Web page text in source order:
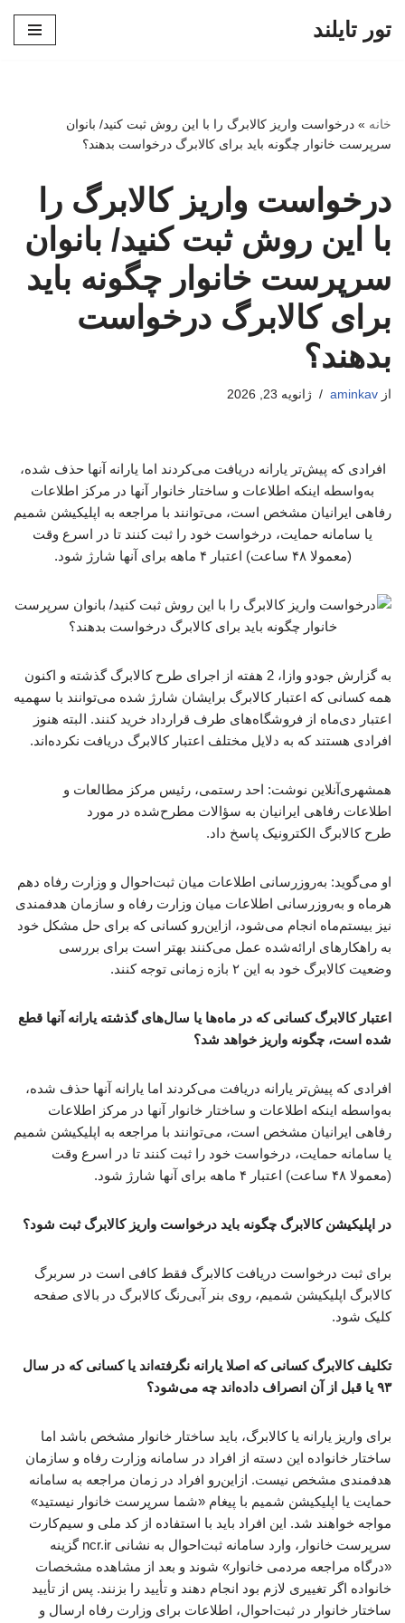
تور تایلند
خانه » درخواست واریز کالابرگ را با این روش ثبت کنید/ بانوان
سرپرست خانوار چگونه باید برای کالابرگ درخواست بدهند؟
درخواست واریز کالابرگ را
با این روش ثبت کنید/ بانوان
سرپرست خانوار چگونه باید
برای کالابرگ درخواست
بدهند؟
از aminkav ژانویه 23, 2026
افرادی که پیش‌تر یارانه دریافت می‌کردند اما یارانه آنها حذف شده،
به‌واسطه اینکه اطلاعات و ساختار خانوار آنها در مرکز اطلاعات
رفاهی ایرانیان مشخص است، می‌توانند با مراجعه به اپلیکیشن شمیم
یا سامانه حمایت، درخواست خود را ثبت کنند تا در اسرع وقت
(معمولا ۴۸ ساعت) اعتبار ۴ ماهه برای آنها شارژ شود.
به گزارش جودو وازا، 2 هفته از اجرای طرح کالابرگ گذشته و اکنون
همه کسانی که اعتبار کالابرگ برایشان شارژ شده می‌توانند با سهمیه
اعتبار دی‌ماه از فروشگاه‌های طرف قرارداد خرید کنند. البته هنوز
افرادی هستند که به دلایل مختلف اعتبار کالابرگ دریافت نکرده‌اند.
همشهری‌آنلاین نوشت: احد رستمی، رئیس مرکز مطالعات و
اطلاعات رفاهی ایرانیان به سؤالات مطرح‌شده در مورد
طرح کالابرگ الکترونیک پاسخ داد.
او می‌گوید: به‌روزرسانی اطلاعات میان ثبت‌احوال و وزارت رفاه دهم
هرماه و به‌روزرسانی اطلاعات میان وزارت رفاه و سازمان هدفمندی
نیز بیستم‌ماه انجام می‌شود، ازاین‌رو کسانی که برای حل مشکل خود
به راهکارهای ارائه‌شده عمل می‌کنند بهتر است برای بررسی
وضعیت کالابرگ خود به این ۲ بازه زمانی توجه کنند.
اعتبار کالابرگ کسانی که در ماه‌ها یا سال‌های گذشته یارانه آنها قطع
شده است، چگونه واریز خواهد شد؟
افرادی که پیش‌تر یارانه دریافت می‌کردند اما یارانه آنها حذف شده،
به‌واسطه اینکه اطلاعات و ساختار خانوار آنها در مرکز اطلاعات
رفاهی ایرانیان مشخص است، می‌توانند با مراجعه به اپلیکیشن شمیم
یا سامانه حمایت، درخواست خود را ثبت کنند تا در اسرع وقت
(معمولا ۴۸ ساعت) اعتبار ۴ ماهه برای آنها شارژ شود.
در اپلیکیشن کالابرگ چگونه باید درخواست واریز کالابرگ ثبت شود؟
برای ثبت درخواست دریافت کالابرگ فقط کافی است در سربرگ
کالابرگ اپلیکیشن شمیم، روی بنر آبی‌رنگ کالابرگ در بالای صفحه
کلیک شود.
تکلیف کالابرگ کسانی که اصلا یارانه نگرفته‌اند یا کسانی که در سال
۹۳ یا قبل از آن انصراف داده‌اند چه می‌شود؟
برای واریز یارانه یا کالابرگ، باید ساختار خانوار مشخص باشد اما
ساختار خانواده این دسته از افراد در سامانه وزارت رفاه و سازمان
هدفمندی مشخص نیست. ازاین‌رو افراد در زمان مراجعه به سامانه
حمایت یا اپلیکیشن شمیم با پیغام «شما سرپرست خانوار نیستید»
مواجه خواهند شد. این افراد باید با استفاده از کد ملی و سیم‌کارت
سرپرست خانوار، وارد سامانه ثبت‌احوال به نشانی ncr.ir گزینه
«درگاه مراجعه مردمی خانوار» شوند و بعد از مشاهده مشخصات
خانواده اگر تغییری لازم بود انجام دهند و تأیید را بزنند. پس از تأیید
ساختار خانوار در ثبت‌احوال، اطلاعات برای وزارت رفاه ارسال و